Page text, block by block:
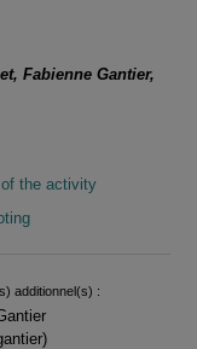
Fabienne Gantier,
the activity
additionnel(s) :